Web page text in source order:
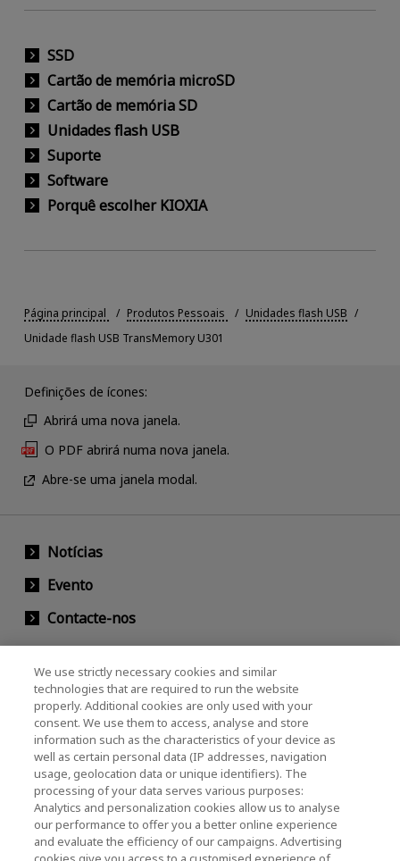
SSD
Cartão de memória microSD
Cartão de memória SD
Unidades flash USB
Suporte
Software
Porquê escolher KIOXIA
Página principal Produtos Pessoais
Unidades flash USB
Unidade flash USB TransMemory U301
Definições de ícones:
Abrirá uma nova janela.
O PDF abrirá numa nova janela.
Abre-se uma janela modal.
Notícias
Evento
Contacte-nos
KIOXIA Holdings Corporation (Societário /
Relações com Investidores)
KIOXIA Holdings Corporation Home
Relações com investidores
We use strictly necessary cookies and similar
technologies that are required to run the website
properly. Additional cookies are only used with your
consent. We use them to access, analyse and store
information such as the characteristics of your device as
well as certain personal data (IP addresses, navigation
usage, geolocation data or unique identifiers). The
processing of your data serves various purposes:
Analytics and personalization cookies allow us to analyse
our performance to offer you a better online experience
and evaluate the efficiency of our campaigns. Advertising